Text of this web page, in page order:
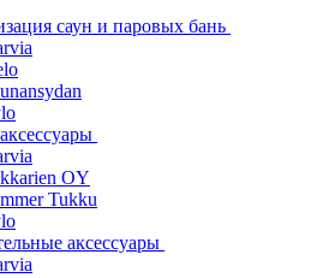
саун и паровых бань
OY
Tukku
аксессуары